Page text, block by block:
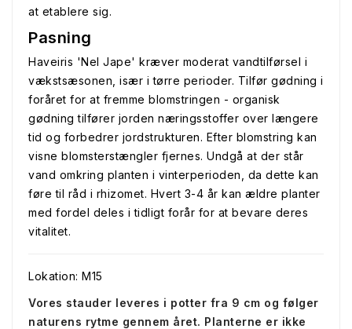
at etablere sig.
Pasning
Haveiris 'Nel Jape' kræver moderat vandtilførsel i
vækstsæsonen, især i tørre perioder. Tilfør gødning i
foråret for at fremme blomstringen - organisk
gødning tilfører jorden næringsstoffer over længere
tid og forbedrer jordstrukturen. Efter blomstring kan
visne blomsterstængler fjernes. Undgå at der står
vand omkring planten i vinterperioden, da dette kan
føre til råd i rhizomet. Hvert 3-4 år kan ældre planter
med fordel deles i tidligt forår for at bevare deres
vitalitet.
Lokation: M15
Vores stauder leveres i potter fra 9 cm og følger
naturens rytme gennem året. Planterne er ikke